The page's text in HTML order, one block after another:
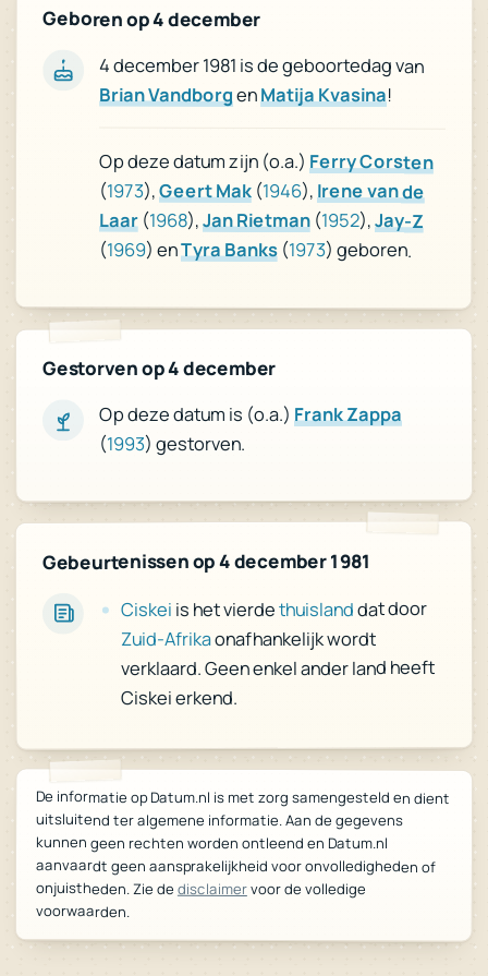
Geboren op 4 december
4 december 1981 is de geboortedag van
Brian VandborgenMatija Kvasina!
Op deze datum zijn (o.a.) Ferry Corsten
(1973),Geert Mak(1946),Irene van de
Laar(1968),Jan Rietman(1952),Jay-Z
(1969) enTyra Banks(1973) geboren.
Gestorven op 4 december
Op deze datum is (o.a.)Frank Zappa
(1993) gestorven.
Gebeurtenissen op 4 december 1981
Ciskei is het vierdethuislanddat door
Zuid-Afrikaonafhankelijk wordt
verklaard. Geen enkel ander land heeft
Ciskei erkend.
De informatie op Datum.nl is met zorg samengesteld en dient
uitsluitend ter algemene informatie. Aan de gegevens
kunnen geen rechten worden ontleend en Datum.nl
aanvaardt geen aansprakelijkheid voor onvolledigheden of
onjuistheden. Zie de disclaimervoor de volledige
voorwaarden.